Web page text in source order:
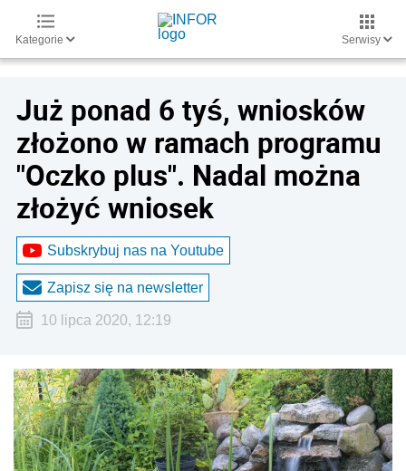
Kategorie Serwisy
Już ponad 6 tyś, wniosków
złożono w ramach programu
"Oczko plus". Nadal można
złożyć wniosek
Subskrybuj nas na Youtube
Zapisz się na newsletter
10 lipca 2020, 12:19